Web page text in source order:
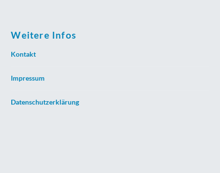
Weitere Infos
Kontakt
Impressum
Datenschutzerklärung